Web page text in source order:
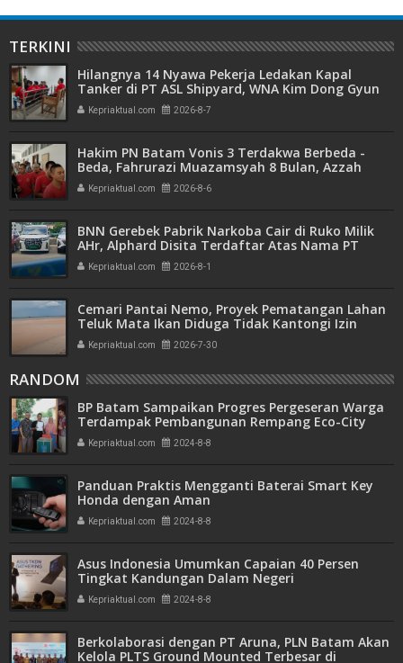
TERKINI
Hilangnya 14 Nyawa Pekerja Ledakan Kapal
Tanker di PT ASL Shipyard, WNA Kim Dong Gyun
Hanya Dituntut 1 Tahun 6 Bulan
Kepriaktual.com 2026-8-7
Hakim PN Batam Vonis 3 Terdakwa Berbeda -
Beda, Fahrurazi Muazamsyah 8 Bulan, Azzah
Azzurah dan Risma Divonis 2 Tahun 6 Bulan
Kepriaktual.com 2026-8-6
BNN Gerebek Pabrik Narkoba Cair di Ruko Milik
AHr, Alphard Disita Terdaftar Atas Nama PT
Mitra Usaha Properti
Kepriaktual.com 2026-8-1
Cemari Pantai Nemo, Proyek Pematangan Lahan
Teluk Mata Ikan Diduga Tidak Kantongi Izin
Amdal
Kepriaktual.com 2026-7-30
RANDOM
BP Batam Sampaikan Progres Pergeseran Warga
Terdampak Pembangunan Rempang Eco-City
Kepriaktual.com 2024-8-8
Panduan Praktis Mengganti Baterai Smart Key
Honda dengan Aman
Kepriaktual.com 2024-8-8
Asus Indonesia Umumkan Capaian 40 Persen
Tingkat Kandungan Dalam Negeri
Kepriaktual.com 2024-8-8
Berkolaborasi dengan PT Aruna, PLN Batam Akan
Kelola PLTS Ground Mounted Terbesar di